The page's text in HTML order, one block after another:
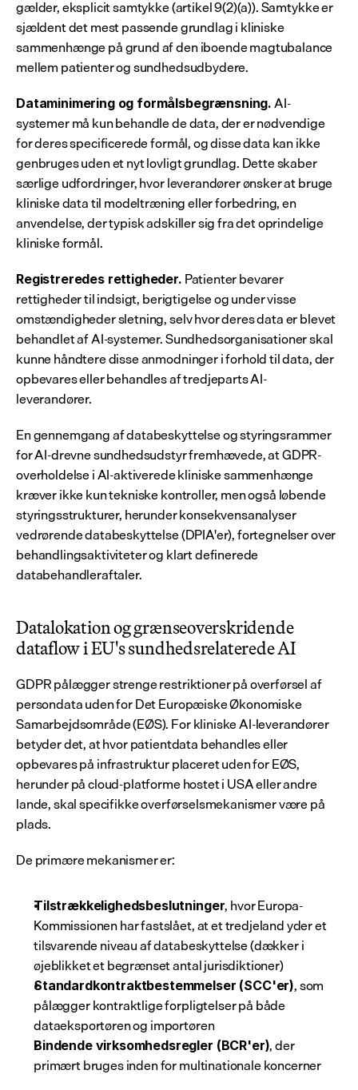
gælder, eksplicit samtykke (artikel 9(2)(a)). Samtykke er
sjældent det mest passende grundlag i kliniske
sammenhænge på grund af den iboende magtubalance
mellem patienter og sundhedsudbydere.
Dataminimering og formålsbegrænsning. AI-
systemer må kun behandle de data, der er nødvendige
for deres specificerede formål, og disse data kan ikke
genbruges uden et nyt lovligt grundlag. Dette skaber
særlige udfordringer, hvor leverandører ønsker at bruge
kliniske data til modeltræning eller forbedring, en
anvendelse, der typisk adskiller sig fra det oprindelige
kliniske formål.
Registreredes rettigheder. Patienter bevarer
rettigheder til indsigt, berigtigelse og under visse
omstændigheder sletning, selv hvor deres data er blevet
behandlet af AI-systemer. Sundhedsorganisationer skal
kunne håndtere disse anmodninger i forhold til data, der
opbevares eller behandles af tredjeparts AI-
leverandører.
En gennemgang af databeskyttelse og styringsrammer
for AI-drevne sundhedsudstyr fremhævede, at GDPR-
overholdelse i AI-aktiverede kliniske sammenhænge
kræver ikke kun tekniske kontroller, men også løbende
styringsstrukturer, herunder konsekvensanalyser
vedrørende databeskyttelse (DPIA'er), fortegnelser over
behandlingsaktiviteter og klart definerede
databehandleraftaler.
Datalokation og grænseoverskridende
dataflow i EU's sundhedsrelaterede AI
GDPR pålægger strenge restriktioner på overførsel af
persondata uden for Det Europæiske Økonomiske
Samarbejdsområde (EØS). For kliniske AI-leverandører
betyder det, at hvor patientdata behandles eller
opbevares på infrastruktur placeret uden for EØS,
herunder på cloud-platforme hostet i USA eller andre
lande, skal specifikke overførselsmekanismer være på
plads.
De primære mekanismer er:
Tilstrækkelighedsbeslutninger, hvor Europa-
Kommissionen har fastslået, at et tredjeland yder et
tilsvarende niveau af databeskyttelse (dækker i
øjeblikket et begrænset antal jurisdiktioner)
Standardkontraktbestemmelser (SCC'er), som
pålægger kontraktlige forpligtelser på både
dataeksportøren og importøren
Bindende virksomhedsregler (BCR'er), der
primært bruges inden for multinationale koncerner